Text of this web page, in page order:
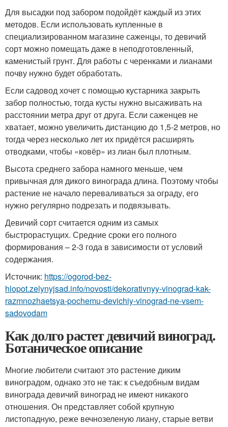
Для высадки под забором подойдёт каждый из этих
методов. Если использовать купленные в
специализированном магазине саженцы, то девичий
сорт можно помещать даже в неподготовленный,
каменистый грунт. Для работы с черенками и лианами
почву нужно будет обработать.
Если садовод хочет с помощью кустарника закрыть
забор полностью, тогда кусты нужно высаживать на
расстоянии метра друг от друга. Если саженцев не
хватает, можно увеличить дистанцию до 1,5-2 метров, но
тогда через несколько лет их придётся расширять
отводками, чтобы «ковёр» из лиан был плотным.
Высота среднего забора намного меньше, чем
привычная для дикого винограда длина. Поэтому чтобы
растение не начало переваливаться за ограду, его
нужно регулярно подрезать и подвязывать.
Девичий сорт считается одним из самых
быстрорастущих. Средние сроки его полного
формирования – 2-3 года в зависимости от условий
содержания.
Источник: https://ogorod-bez-
hlopot.zelynyjsad.info/novosti/dekorativnyy-vinograd-kak-
razmnozhaetsya-pochemu-devichiy-vinograd-ne-vsem-
sadovodam
Как долго растет девичий виноград.
Ботаническое описание
Многие любители считают это растение диким
виноградом, однако это не так: к съедобным видам
винограда девичий виноград не имеют никакого
отношения. Он представляет собой крупную
листопадную, реже вечнозеленую лиану, старые ветви